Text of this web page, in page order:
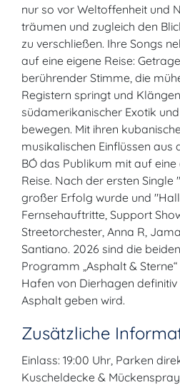
nur so vor Weltoffenheit und
träumen und zugleich den
zu verschließen. Ihre Songs
auf eine eigene Reise:
berührender Stimme, die
Registern springt und
südamerikanischer Exotik
bewegen. Mit ihren
musikalischen Einflüssen aus
BÓ das Publikum mit auf
Reise. Nach der ersten Single
großer Erfolg wurde und
Fernsehauftritte, Support
Streetorchester, Anna R,
Santiano. 2026 sind die
Programm „Asphalt &
Hafen von Dierhagen
Asphalt geben wird.
Zusätzliche
Einlass: 19:00 Uhr, Parken
Kuscheldecke &